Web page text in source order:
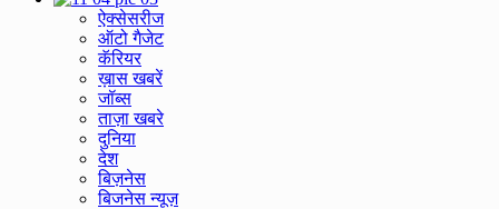
ऐक्सेसरीज
ऑटो गैजेट
कॅरियर
ख़ास खबरें
जॉब्स
ताज़ा खबरे
दुनिया
देश
बिज़नेस
बिजनेस न्यूज़